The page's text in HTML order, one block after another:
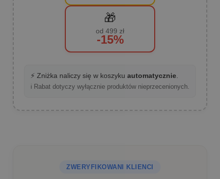
🎁
od 499 zł
-15%
⚡ Zniżka naliczy się w koszyku automatycznie.
ℹ️ Rabat dotyczy wyłącznie produktów nieprzecenionych.
ZWERYFIKOWANI KLIENCI